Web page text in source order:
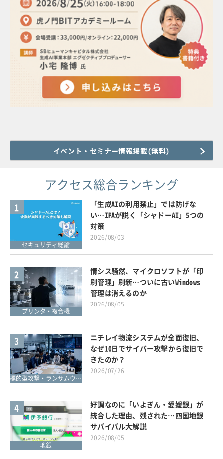
イベント・セミナー情報掲載(無料)
アクセス総合ランキング
1
セキュリティ総論
「生成AIの利用禁止」では防げな
い…IPAが説く「シャドーAI」5つの
対策
2026/08/03
2
プリンタ・複合機
情シス騒然、マイクロソフトが「印
刷管理」刷新…ついに古いWindows
管理は消えるのか
2026/08/05
3
標的型攻撃・ランサムウェア対策
ニチレイ物流システムが全面復旧、
なぜ10日でサイバー攻撃から復旧で
きたのか？
2026/07/26
4
地銀
好調なのに「いよぎん・愛媛銀」が
統合した理由、残された…四国地銀
サバイバル大解説
2026/08/05